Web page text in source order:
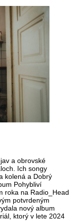
a obrovské
Ich songy
kolená a Dobrý
Pohybliví
roka na Radio_Head
potvrdeným
nový album
ktorý v lete 2024